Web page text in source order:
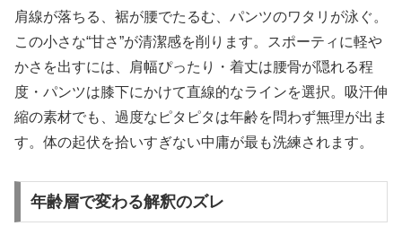
肩線が落ちる、裾が腰でたるむ、パンツのワタリが泳ぐ。
この小さな“甘さ”が清潔感を削ります。スポーティに軽や
かさを出すには、肩幅ぴったり・着丈は腰骨が隠れる程
度・パンツは膝下にかけて直線的なラインを選択。吸汗伸
縮の素材でも、過度なピタピタは年齢を問わず無理が出ま
す。体の起伏を拾いすぎない中庸が最も洗練されます。
年齢層で変わる解釈のズレ